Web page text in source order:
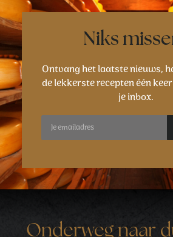
Niks
Ontvang het laatste nieuws,
de lekkerste recepten één
je inbox.
Onderweg naar